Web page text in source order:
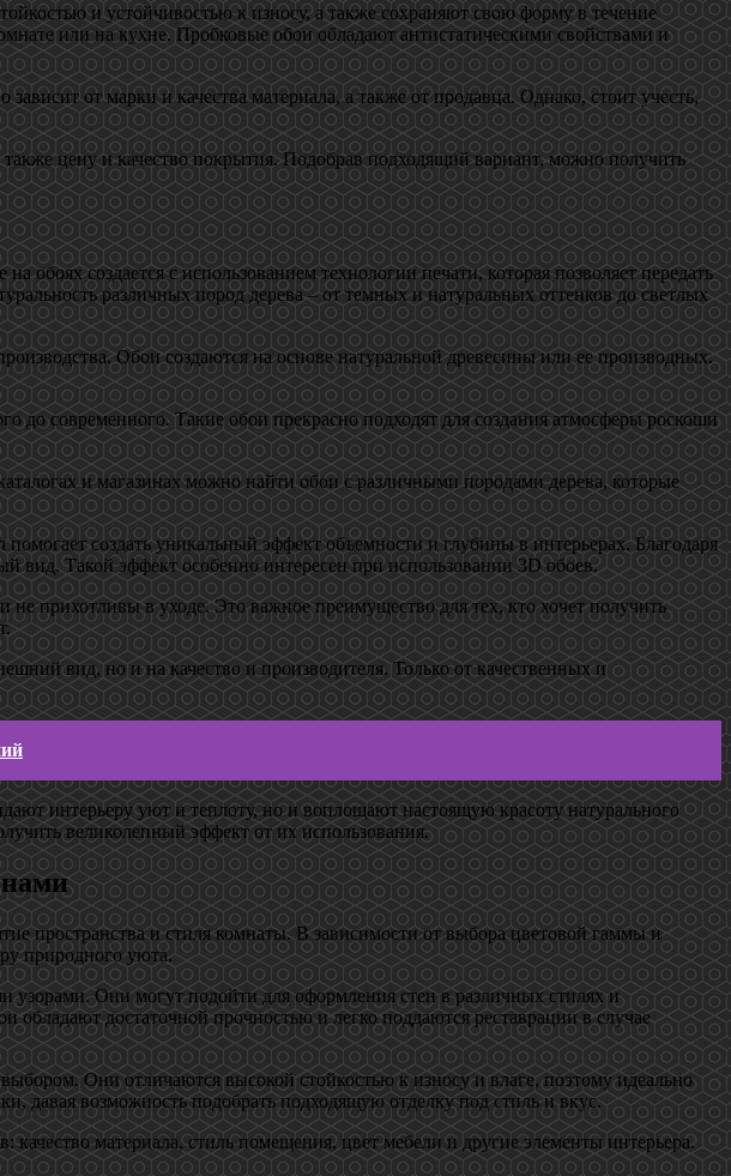
и устойчивостью к износу, а также сохраняют свою форму в течение
или на кухне. Пробковые обои обладают антистатическими свойствами и
от марки и качества материала, а также от продавца. Однако, стоит учесть,
цену и качество покрытия. Подобрав подходящий вариант, можно получить
создается с использованием технологии печати, которая позволяет передать
различных пород дерева – от темных и натуральных оттенков до светлых
Обои создаются на основе натуральной древесины или ее производных.
до современного. Такие обои прекрасно подходят для создания атмосферы роскоши
и магазинах можно найти обои с различными породами дерева, которые
создать уникальный эффект объемности и глубины в интерьерах. Благодаря
вид. Такой эффект особенно интересен при использовании 3D обоев.
прихотливы в уходе. Это важное преимущество для тех, кто хочет получить
вид, но и на качество и производителя. Только от качественных и
интерьеру уют и теплоту, но и воплощают настоящую красоту натурального
великолепный эффект от их использования.
пространства и стиля комнаты. В зависимости от выбора цветовой гаммы и
природного уюта.
Они могут подойти для оформления стен в различных стилях и
достаточной прочностью и легко поддаются реставрации в случае
Они отличаются высокой стойкостью к износу и влаге, поэтому идеально
давая возможность подобрать подходящую отделку под стиль и вкус.
материала, стиль помещения, цвет мебели и другие элементы интерьера.